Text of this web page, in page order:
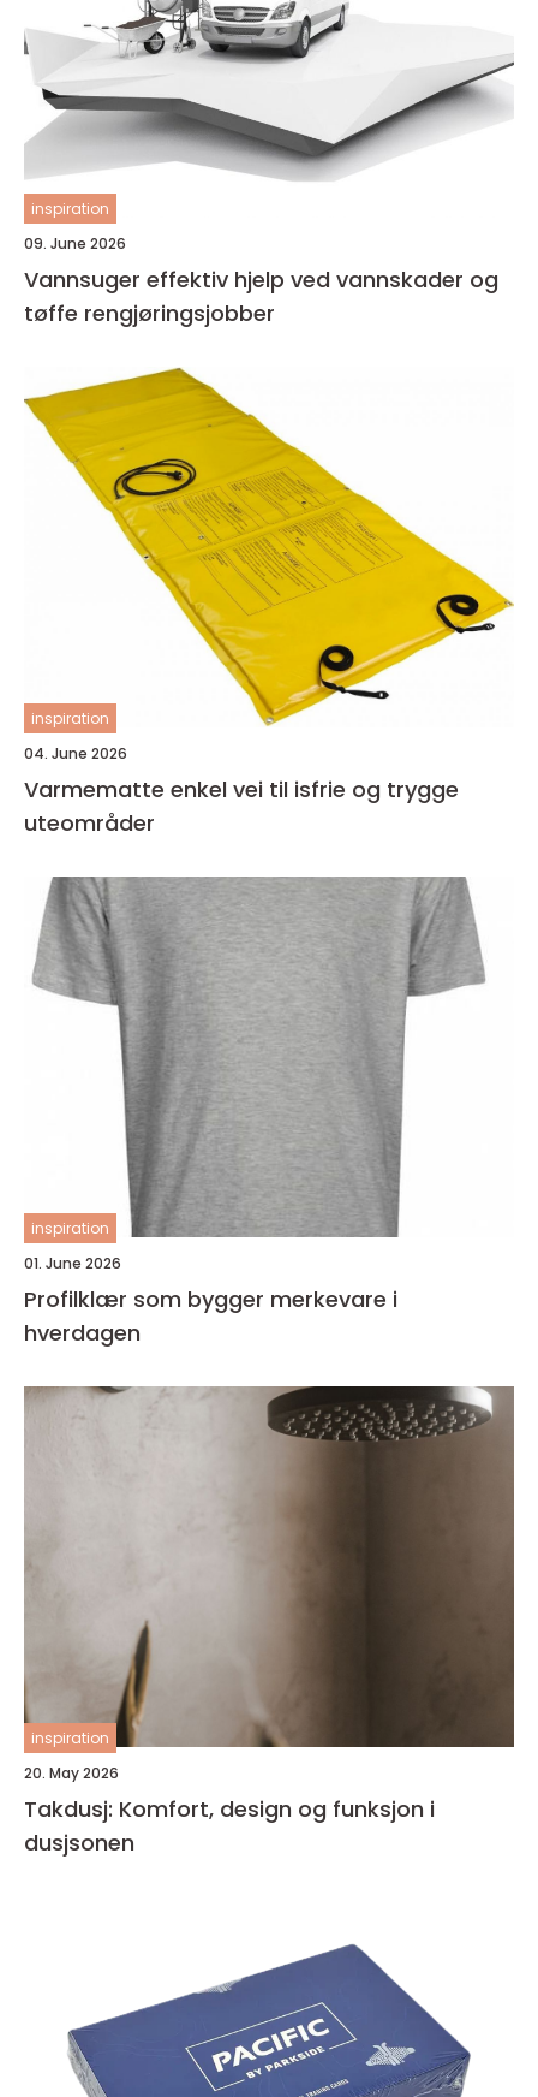
inspiration
09. June 2026
Vannsuger effektiv hjelp ved vannskader og
tøffe rengjøringsjobber
inspiration
04. June 2026
Varmematte enkel vei til isfrie og trygge
uteområder
inspiration
01. June 2026
Profilklær som bygger merkevare i
hverdagen
inspiration
20. May 2026
Takdusj: Komfort, design og funksjon i
dusjsonen